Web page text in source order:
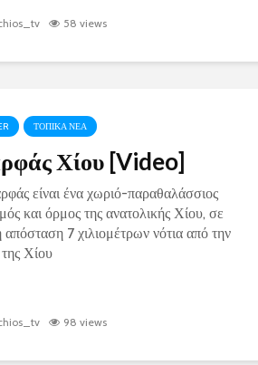
58 views
ΤΟΠΙΚΑ ΝΕΑ
Χίου [Video]
είναι ένα χωριό-παραθαλάσσιος
και όρμος της ανατολικής Χίου, σε
απόσταση 7 χιλιομέτρων νότια από την
Χίου
98 views